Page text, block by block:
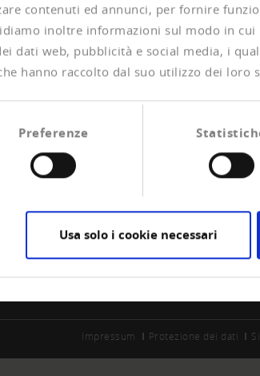
contenuti ed annunci, per fornire
inoltre informazioni sul modo in
dati web, pubblicità e social media, i
hanno raccolto dal suo utilizzo dei loro
Preferenze
Usa solo i cookie necessari
di pagamento
CREDITREFORM
Vostro diritto
Impressum Protezione dei dati